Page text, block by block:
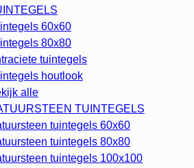
60x60
80x80
tuintegels
houtlook
alle
TUINTEGELS
tuintegels 60x60
tuintegels 80x80
tuintegels 100x100